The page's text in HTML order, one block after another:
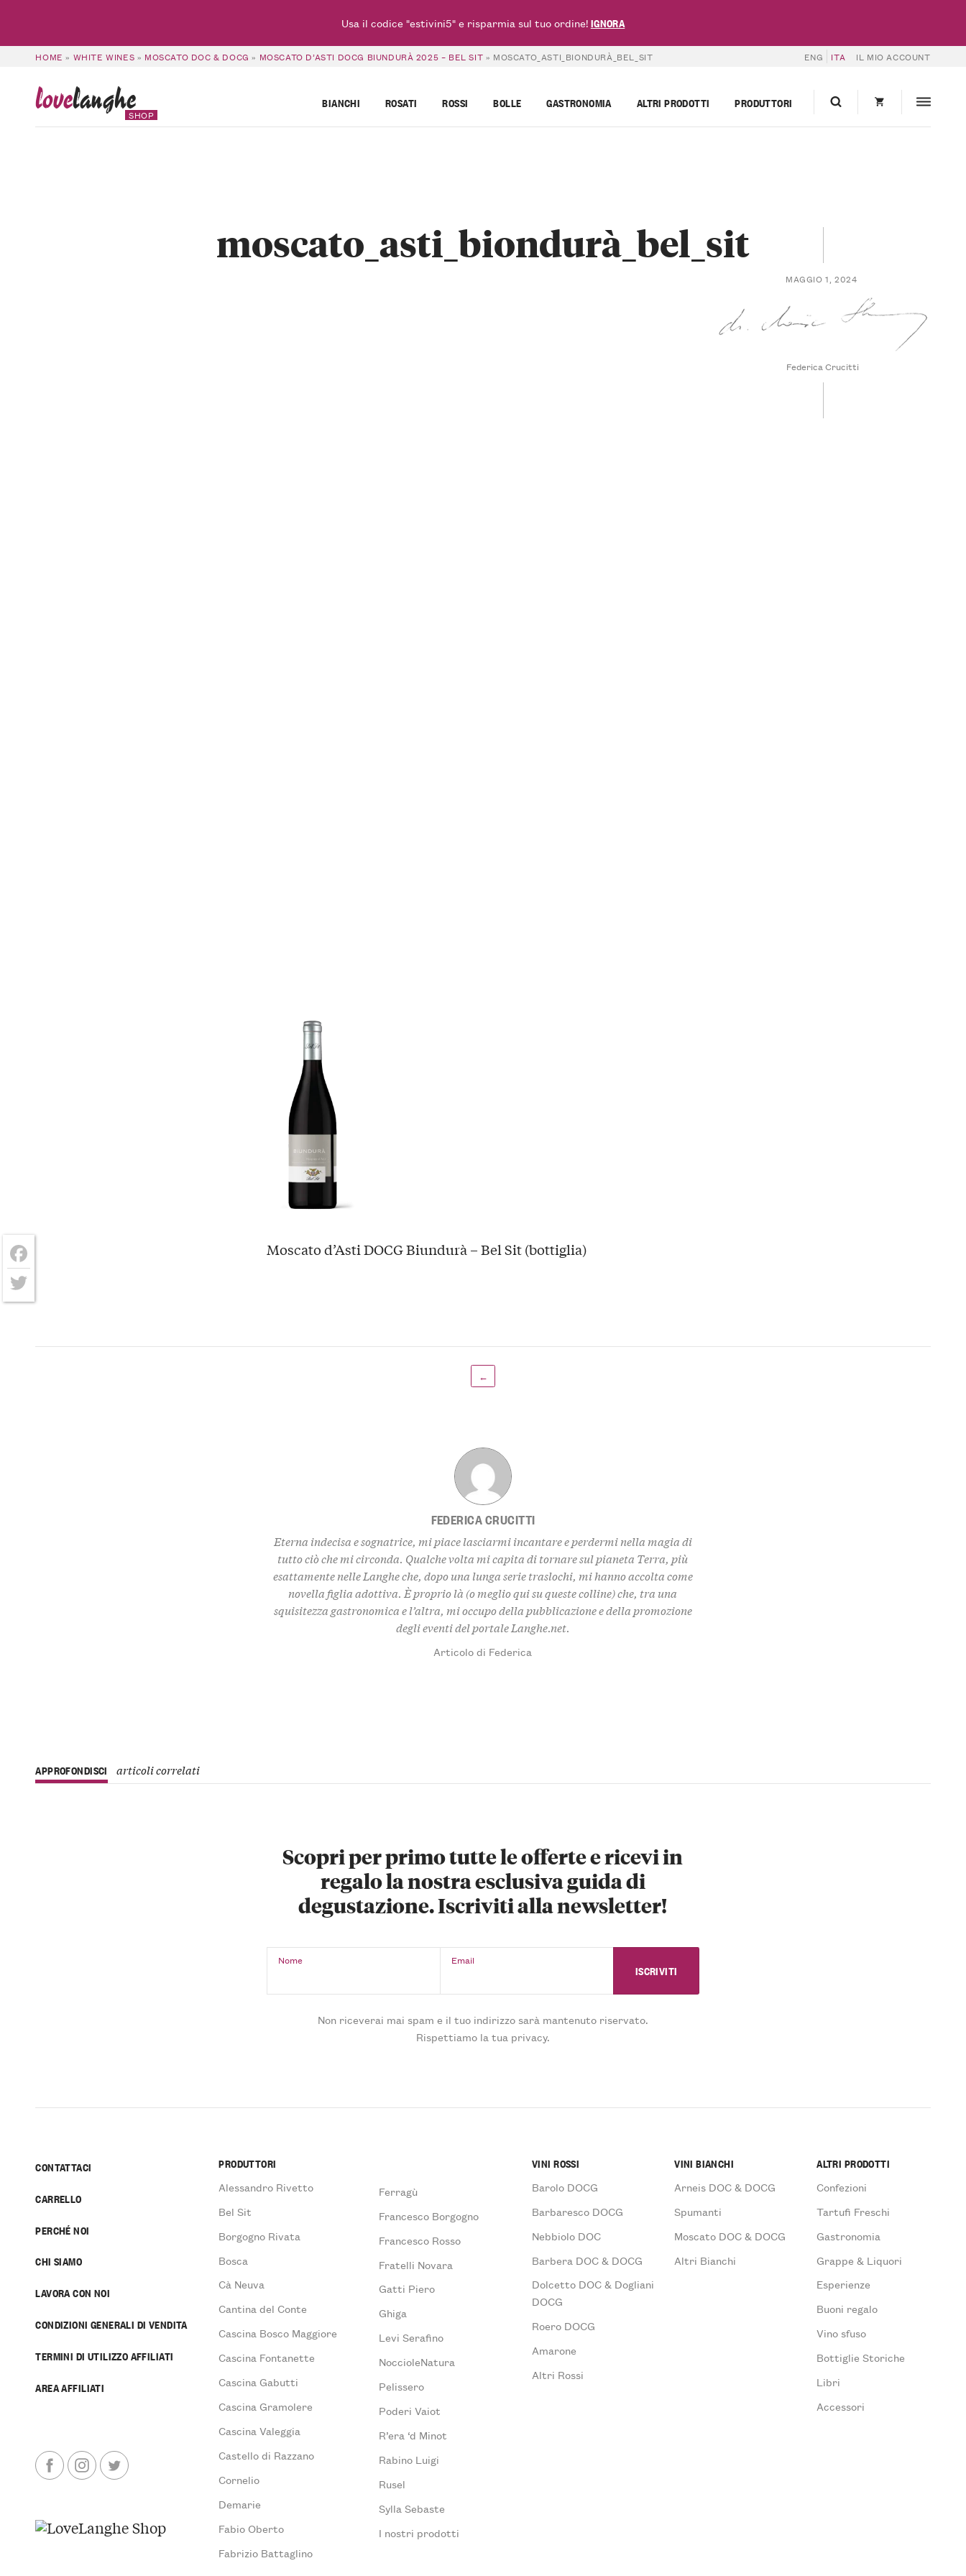
HOME » WHITE WINES » MOSCATO DOC & DOCG » MOSCATO D’ASTI DOCG BIUNDURÀ 2025 – BEL SIT » MOSCATO_ASTI_BIONDURÀ_BEL_SIT ENG ITA IL MIO ACCOUNT
lovelanghe
SHOP
BIANCHI ROSATI ROSSI BOLLE GASTRONOMIA ALTRI PRODOTTI PRODUTTORI
moscato_asti_biondurà_bel_sit
MAGGIO 1, 2024
Federica Crucitti
Moscato d’Asti DOCG Biundurà – Bel Sit (bottiglia)
←
FEDERICA CRUCITTI
Eterna indecisa e sognatrice, mi piace lasciarmi incantare e perdermi nella magia di
tutto ciò che mi circonda. Qualche volta mi capita di tornare sul pianeta Terra, più
esattamente nelle Langhe che, dopo una lunga serie traslochi, mi hanno accolta come
novella figlia adottiva. È proprio là (o meglio qui su queste colline) che, tra una
squisitezza gastronomica e l’altra, mi occupo della pubblicazione e della promozione
degli eventi del portale Langhe.net.
Articolo di Federica
APPROFONDISCI articoli correlati
Scopri per primo tutte le offerte e ricevi in
regalo la nostra esclusiva guida di
degustazione. Iscriviti alla newsletter!
Nome Email
Non riceverai mai spam e il tuo indirizzo sarà mantenuto riservato.
Rispettiamo la tua privacy.
CONTATTACI
CARRELLO
PERCHÉ NOI
CHI SIAMO
LAVORA CON NOI
CONDIZIONI GENERALI DI VENDITA
TERMINI DI UTILIZZO AFFILIATI
AREA AFFILIATI
PRODUTTORI
Alessandro Rivetto
Bel Sit
Borgogno Rivata
Bosca
Cà Neuva
Cantina del Conte
Cascina Bosco Maggiore
Cascina Fontanette
Cascina Gabutti
Cascina Gramolere
Cascina Valeggia
Castello di Razzano
Cornelio
Demarie
Fabio Oberto
Fabrizio Battaglino
Ferragù
Francesco Borgogno
Francesco Rosso
Fratelli Novara
Gatti Piero
Ghiga
Levi Serafino
NoccioleNatura
Pelissero
Poderi Vaiot
R’era ‘d Minot
Rabino Luigi
Rusel
Sylla Sebaste
I nostri prodotti
VINI ROSSI
Barolo DOCG
Barbaresco DOCG
Nebbiolo DOC
Barbera DOC & DOCG
Dolcetto DOC & Dogliani
DOCG
Roero DOCG
Amarone
Altri Rossi
VINI BIANCHI
Arneis DOC & DOCG
Spumanti
Moscato DOC & DOCG
Altri Bianchi
ALTRI PRODOTTI
Confezioni
Tartufi Freschi
Gastronomia
Grappe & Liquori
Esperienze
Buoni regalo
Vino sfuso
Bottiglie Storiche
Libri
Accessori
Facebook
Twitter
Usa il codice "estivini5" e risparmia sul tuo ordine!IGNORA